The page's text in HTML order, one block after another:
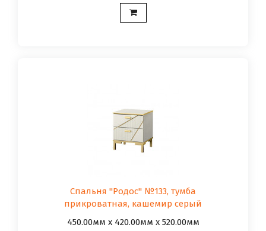
Спальня "Родос" №133, тумба
прикроватная, кашемир серый
450.00мм x 420.00мм x 520.00мм